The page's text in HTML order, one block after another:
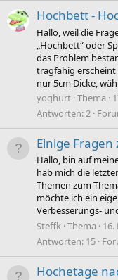
Hochbett -
Hallo, weil die
„Hochbett“ oder
das Problem
tragfähig erscheint
nur 5cm Dicke,
yoghurt Thema
Antworten: 2
Einige
Hallo, bin auf
hab mich die
Themen zum
möchte ich ein
Verbesserungs-
Steffk Thema 16.
Antworten: 15
Hochetage